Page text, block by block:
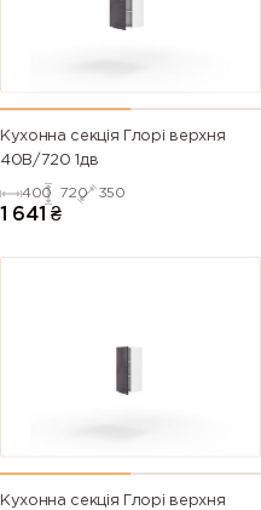
Кухонна секція Глорі верхня
40В/720 1дв
400 720 350
1 641 ₴
Кухонна секція Глорі верхня